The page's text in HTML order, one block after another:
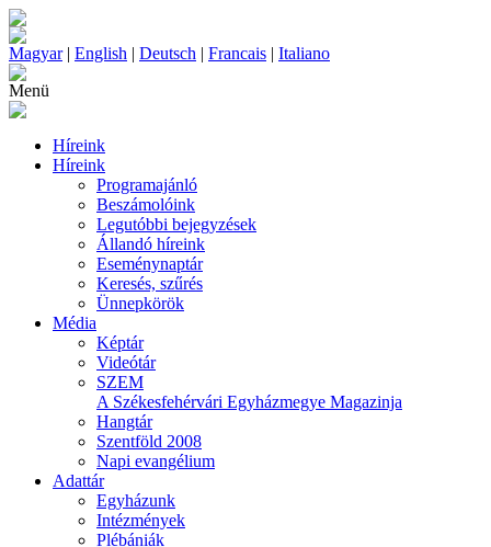
Magyar| English | Deutsch | Francais | Italiano
Menü
Híreink
Híreink
Programajánló
Beszámolóink
Legutóbbi bejegyzések
Állandó híreink
Eseménynaptár
Keresés, szűrés
Ünnepkörök
Média
Képtár
Videótár
SZEM
A Székesfehérvári Egyházmegye Magazinja
Hangtár
Szentföld 2008
Napi evangélium
Adattár
Egyházunk
Intézmények
Plébániák